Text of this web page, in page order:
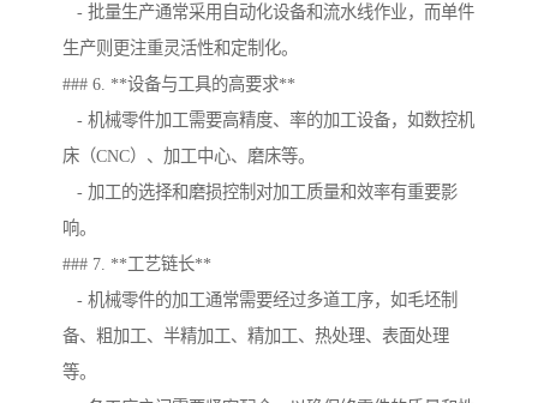
- 批量生产通常采用自动化设备和流水线作业，而单件
生产则更注重灵活性和定制化。
### 6. **设备与工具的高要求**
- 机械零件加工需要高精度、率的加工设备，如数控机
床（CNC）、加工中心、磨床等。
- 加工的选择和磨损控制对加工质量和效率有重要影
响。
### 7. **工艺链长**
- 机械零件的加工通常需要经过多道工序，如毛坯制
备、粗加工、半精加工、精加工、热处理、表面处理
等。